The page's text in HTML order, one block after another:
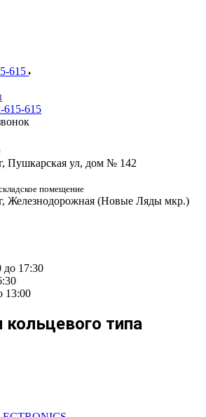
615
615-615
Пушкарская ул, дом № 142
помещение
Железнодорожная (Новые Ляды мкр.)
до 17:30
13:00
кольцевого типа